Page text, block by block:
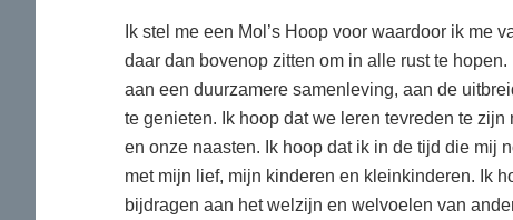
Ik stel me een Mol’s Hoop voor waardoor ik me
daar dan bovenop zitten om in alle rust te
aan een duurzamere samenleving, aan de
te genieten. Ik hoop dat we leren tevreden te
en onze naasten. Ik hoop dat ik in de tijd die mij
met mijn lief, mijn kinderen en kleinkinderen. Ik
bijdragen aan het welzijn en welvoelen van